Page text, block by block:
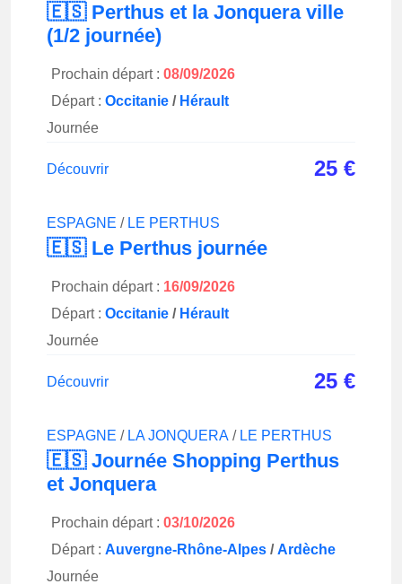
🇪🇸 Perthus et la Jonquera ville
(1/2 journée)
Prochain départ : 08/09/2026
Départ : Occitanie / Hérault
Journée
Découvrir 25 €
ESPAGNE / LE PERTHUS
🇪🇸 Le Perthus journée
Prochain départ : 16/09/2026
Départ : Occitanie / Hérault
Journée
Découvrir 25 €
ESPAGNE / LA JONQUERA / LE PERTHUS
🇪🇸 Journée Shopping Perthus
et Jonquera
Prochain départ : 03/10/2026
Départ : Auvergne-Rhône-Alpes /Ardèche
Journée